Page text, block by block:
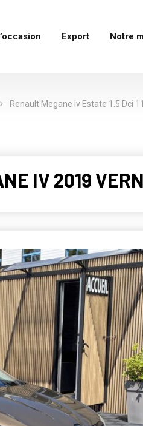
Export Notre
Renault Megane Iv Estate 1.5 Dci
IV 2019